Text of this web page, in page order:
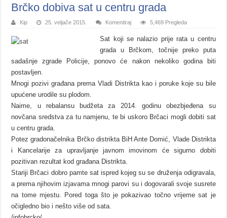
Brčko dobiva sat u centru grada
Kip 25. veljače 2015. Komentiraj 5,469 Pregleda
Sat koji se nalazio prije rata u centru
grada u Brčkom, točnije preko puta
sadašnje zgrade Policije, ponovo će nakon nekoliko godina biti
postavljen.
Mnogi pozivi građana prema Vladi Distrikta kao i poruke koje su bile
upućene urodile su plodom.
Naime, u rebalansu budžeta za 2014. godinu obezbjeđena su
novčana sredstva za tu namjenu, te bi uskoro Brčaci mogli dobiti sat
u centru grada.
Potez gradonačelnika Brčko distrikta BiH Ante Domić, Vlade Distrikta
i Kancelarije za upravljanje javnom imovinom će sigurno dobiti
pozitivan rezultat kod građana Distrikta.
Stariji Brčaci dobro pamte sat ispred kojeg su se druženja odigravala,
a prema njihovim izjavama mnogi parovi su i dogovarali svoje susrete
na tome mjestu. Pored toga što je pokazivao točno vrijeme sat je
očigledno bio i nešto više od sata.